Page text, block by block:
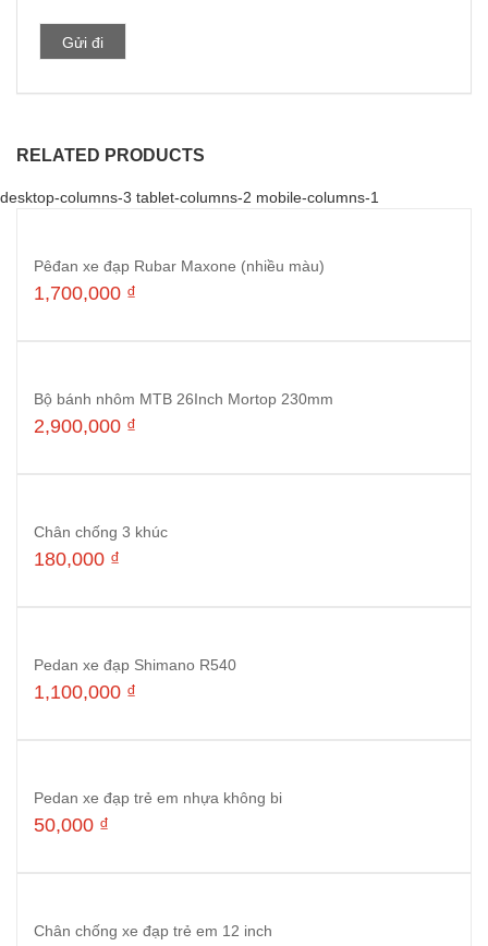
RELATED PRODUCTS
desktop-columns-3 tablet-columns-2 mobile-columns-1
Pêđan xe đạp Rubar Maxone (nhiều màu)
1,700,000 ₫
Bộ bánh nhôm MTB 26Inch Mortop 230mm
2,900,000 ₫
Chân chống 3 khúc
180,000 ₫
Pedan xe đạp Shimano R540
1,100,000 ₫
Pedan xe đạp trẻ em nhựa không bi
50,000 ₫
Chân chống xe đạp trẻ em 12 inch